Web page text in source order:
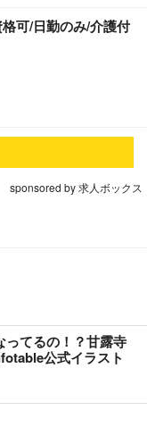
可/日勤のみ/介護付
sponsored by 求人ボックス
ってるの！？甘露寺
公式イラスト